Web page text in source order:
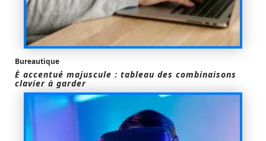
Bureautique
È accentué majuscule : tableau des combinaisons
clavier à garder